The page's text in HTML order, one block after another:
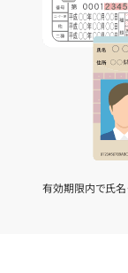
有効期限内で氏名